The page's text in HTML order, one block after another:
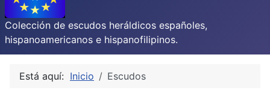
Colección de escudos heráldicos españoles,
hispanoamericanos e hispanofilipinos.
Está aquí: Inicio Escudos